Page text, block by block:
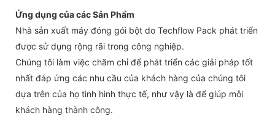
Ứng dụng của các Sản Phẩm
Nhà sản xuất máy đóng gói bột do Techflow Pack phát triển
được sử dụng rộng rãi trong công nghiệp.
Chúng tôi làm việc chăm chỉ để phát triển các giải pháp tốt
nhất đáp ứng các nhu cầu của khách hàng của chúng tôi
dựa trên của họ tình hình thực tế, như vậy là để giúp mỗi
khách hàng thành công.